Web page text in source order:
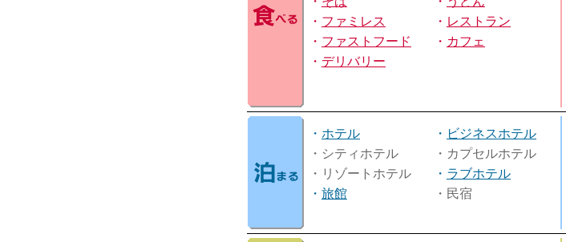
・ ファミレス ・ レストラン
・ ファストフード ・ カフェ
・ デリバリー
・ ホテル ・ ビジネスホテル
・シティホテル
・カプセルホテル
・リゾートホテル
・ ラブホテル
・ 旅館 ・民宿